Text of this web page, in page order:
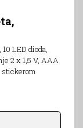
LED dioda,
2 x 1,5 V, AAA
stickerom